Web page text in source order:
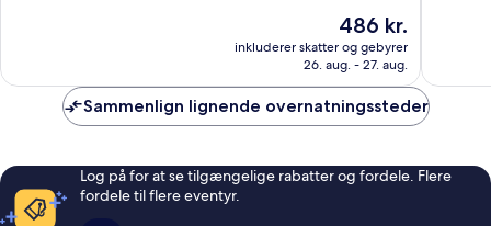
anmeldelser
Prisen
er
486 kr.
486 kr.
inkluderer skatter og gebyrer
26. aug. - 27. aug.
Sammenlign lignende overnatningssteder
Log på for at se tilgængelige rabatter og fordele. Flere
fordele til flere eventyr.